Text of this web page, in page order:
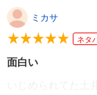
ミカサ
ネタ
面白い